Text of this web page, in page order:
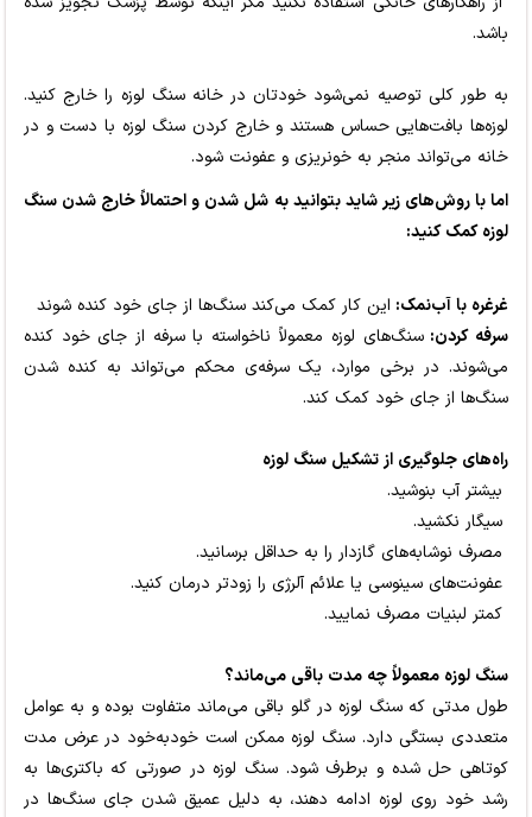
باشد.
به طور کلی توصیه نمی‌شود خودتان در خانه سنگ لوزه را خارج کنید.
لوزه‌ها بافت‌هایی حساس هستند و خارج کردن سنگ لوزه با دست و در
خانه می‌تواند منجر به خونریزی و عفونت شود.
اما با روش‌های زیر شاید بتوانید به شل شدن و احتمالاً خارج شدن سنگ
لوزه کمک کنید:
غرغره با آب‌نمک: این کار کمک می‌کند سنگ‌ها از جای خود کنده شوند
سرفه کردن:سنگ‌های لوزه معمولاً ناخواسته با سرفه از جای خود کنده
می‌شوند. در برخی موارد، یک سرفه‌ی محکم می‌تواند به کنده شدن
سنگ‌ها از جای خود کمک کند.
راه‌های جلوگیری از تشکیل سنگ لوزه
بیشتر آب بنوشید.
سیگار نکشید.
مصرف نوشابه‌های گازدار را به حداقل برسانید.
عفونت‌های سینوسی یا علائم آلرژی را زودتر درمان کنید.
کمتر لبنیات مصرف نمایید.
سنگ لوزه معمولاً چه مدت باقی می‌ماند؟
طول مدتی که سنگ لوزه در گلو باقی می‌ماند متفاوت بوده و به عوامل
متعددی بستگی دارد. سنگ لوزه ممکن است خودبه‌خود در عرض مدت
کوتاهی حل شده و برطرف شود. سنگ لوزه در صورتی که باکتری‌ها به
رشد خود روی لوزه ادامه دهند، به دلیل عمیق شدن جای سنگ‌ها در